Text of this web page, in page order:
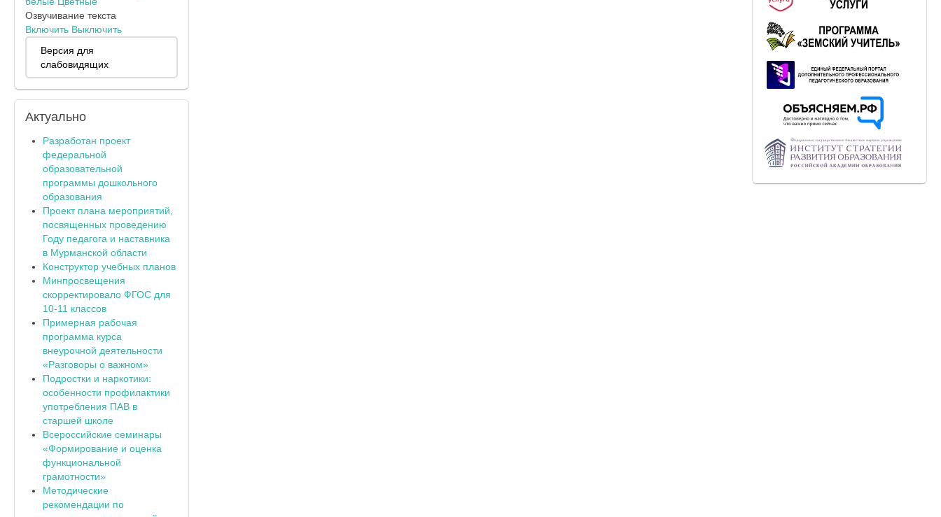
Озвучивание текста
Включить Выключить
Версия для
слабовидящих
Актуально
Разработан проект
федеральной
образовательной
программы дошкольного
образования
Проект плана мероприятий,
посвященных проведению
Году педагога и наставника
в Мурманской области
Конструктор учебных планов
Минпросвещения
скорректировало ФГОС для
10-11 классов
Примерная рабочая
программа курса
внеурочной деятельности
«Разговоры о важном»
Подростки и наркотики:
особенности профилактики
употребления ПАВ в
старшей школе
Всероссийские семинары
«Формирование и оценка
функциональной
грамотности»
Методические
рекомендации по